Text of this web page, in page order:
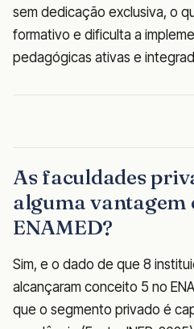
sem dedicação exclusiva, o
formativo e dificulta a
pedagógicas ativas e
As faculdades
alguma
ENAMED?
Sim, e o dado de que 8
alcançaram conceito 5 no
que o segmento privado é